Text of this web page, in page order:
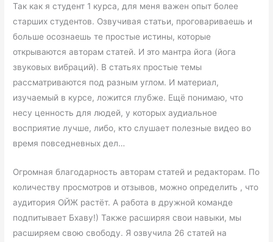
Так как я студент 1 курса, для меня важен опыт более
старших студентов. Озвучивая статьи, проговариваешь и
больше осознаешь те простые истины, которые
открываются авторам статей. И это мантра йога (йога
звуковых вибраций). В статьях простые темы
рассматриваются под разным углом. И материал,
изучаемый в курсе, ложится глубже. Ещё понимаю, что
несу ценность для людей, у которых аудиальное
восприятие лучше, либо, кто слушает полезные видео во
время повседневных дел…
Огромная благодарность авторам статей и редакторам. По
количеству просмотров и отзывов, можно определить , что
аудитория ОЙЖ растёт. А работа в дружной команде
подпитывает Бхаву!) Также расширяя свои навыки, мы
расширяем свою свободу. Я озвучила 26 статей на